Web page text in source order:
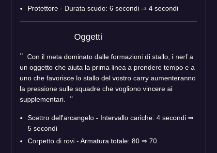
Protettore - Durata scudo: 6 secondi ⇒ 4 secondi
Oggetti
Con il meta dominato dalle formazioni di stallo, i nerf a
un oggetto che aiuta la prima linea a prendere tempo e a
uno che favorisce lo stallo del vostro carry aumenteranno
la pressione sulle squadre che vogliono vincere ai
supplementari.
Scettro dell'arcangelo - Intervallo cariche: 4 secondi ⇒
5 secondi
Corpetto di rovi - Armatura totale: 80 ⇒ 70